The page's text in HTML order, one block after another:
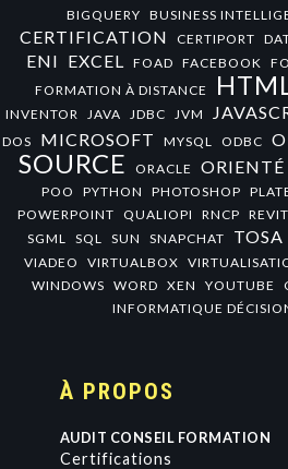
BIGQUERY BUSINESS
CERTIFICATION CERTIPORT
ENI EXCEL FOAD FACEBOOK
FORMATION À DISTANCE
HTML
INVENTOR
JAVA JDBC JVM
DOS
MICROSOFT MYSQL ODBC
SOURCE
ORACLE ORIENTÉ
POO
PYTHON PHOTOSHOP
POWERPOINT
QUALIOPI RNCP REVIT
SGML
SQL SUN SNAPCHAT TOSA
VIADEO
VIRTUALBOX
WINDOWS WORD XEN YOUTUBE
INFORMATIQUE
À PROPOS
AUDIT CONSEIL FORMATION
Certifications